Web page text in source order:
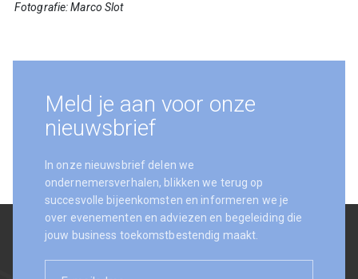
Fotografie: Marco Slot
Meld je aan voor onze
nieuwsbrief
In onze nieuwsbrief delen we
ondernemersverhalen, blikken we terug op
succesvolle bijeenkomsten en informeren we je
over evenementen en adviezen en begeleiding die
jouw business toekomstbestendig maakt.